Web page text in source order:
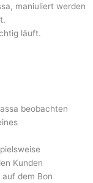
maniuliert werden
läuft.
beobachten
Kunden
dem Bon